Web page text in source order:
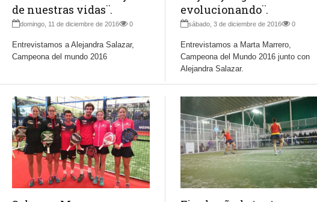
de nuestras vidas¨.
domingo, 11 de diciembre de 2016 0
Entrevistamos a Alejandra Salazar,
Campeona del mundo 2016
evolucionando¨.
sábado, 3 de diciembre de 2016 0
Entrevistamos a Marta Marrero,
Campeona del Mundo 2016 junto con
Alejandra Salazar.